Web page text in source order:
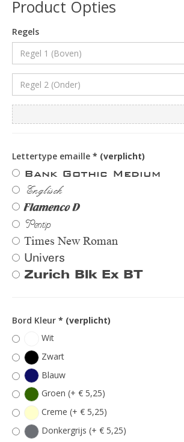
Product Opties
Regels
Lettertype emaille * (verplicht)
Bank Gothic Medium
Englisch
Flamenco D
Pentip
Times New Roman
Univers
Zurich Blk Ex BT
Bord Kleur * (verplicht)
Wit
Zwart
Blauw
Groen (+ € 5,25)
Creme (+ € 5,25)
Donkergrijs (+ € 5,25)